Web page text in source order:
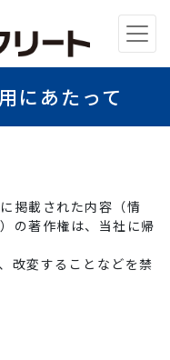
にあたって
掲載された内容（情
の著作権は、当社に帰
改変することなどを禁